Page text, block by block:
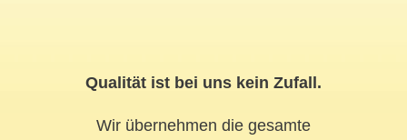
Qualität ist bei uns kein Zufall.
Wir übernehmen die gesamte